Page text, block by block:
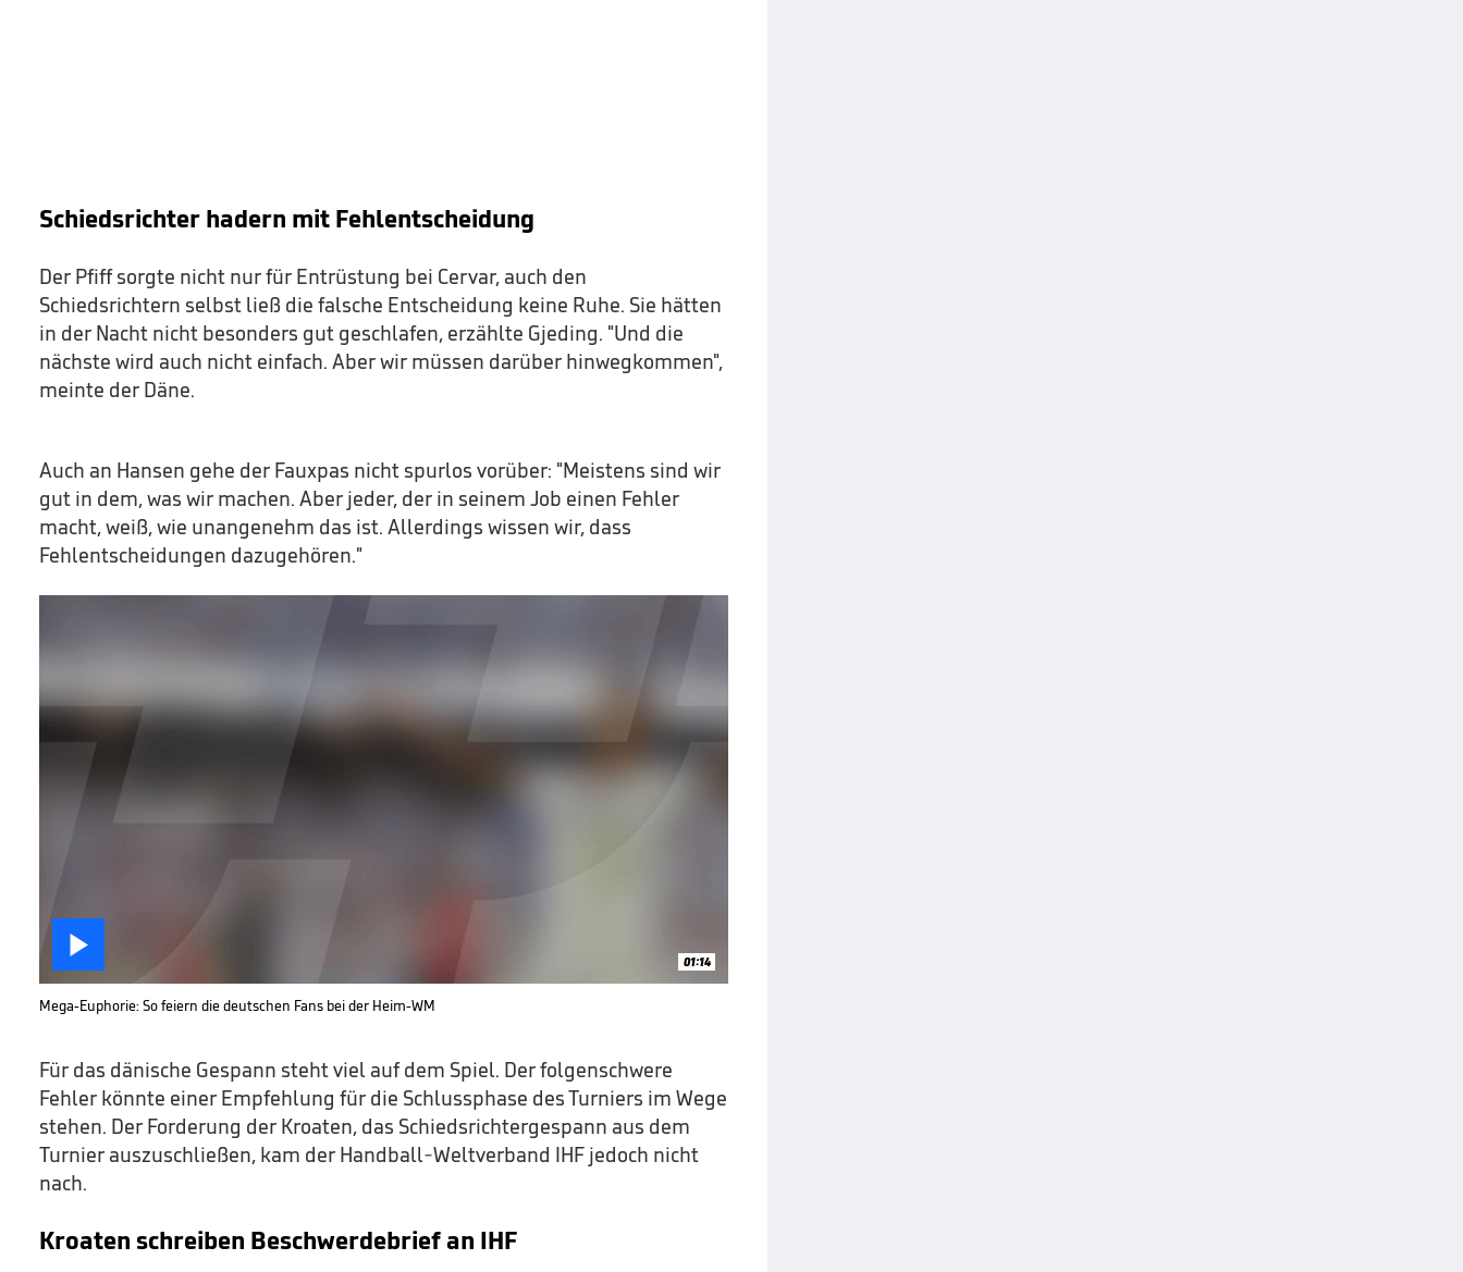
Schiedsrichter hadern mit Fehlentscheidung
Der Pfiff sorgte nicht nur für Entrüstung bei Cervar, auch den
Schiedsrichtern selbst ließ die falsche Entscheidung keine Ruhe. Sie hätten
in der Nacht nicht besonders gut geschlafen, erzählte Gjeding. "Und die
nächste wird auch nicht einfach. Aber wir müssen darüber hinwegkommen",
meinte der Däne.
Auch an Hansen gehe der Fauxpas nicht spurlos vorüber: "Meistens sind wir
gut in dem, was wir machen. Aber jeder, der in seinem Job einen Fehler
macht, weiß, wie unangenehm das ist. Allerdings wissen wir, dass
Fehlentscheidungen dazugehören."
 01:14
Mega-Euphorie: So feiern die deutschen Fans bei der Heim-WM
Für das dänische Gespann steht viel auf dem Spiel. Der folgenschwere
Fehler könnte einer Empfehlung für die Schlussphase des Turniers im Wege
stehen. Der Forderung der Kroaten, das Schiedsrichtergespann aus dem
Turnier auszuschließen, kam der Handball-Weltverband IHF jedoch nicht
nach.
Kroaten schreiben Beschwerdebrief an IHF